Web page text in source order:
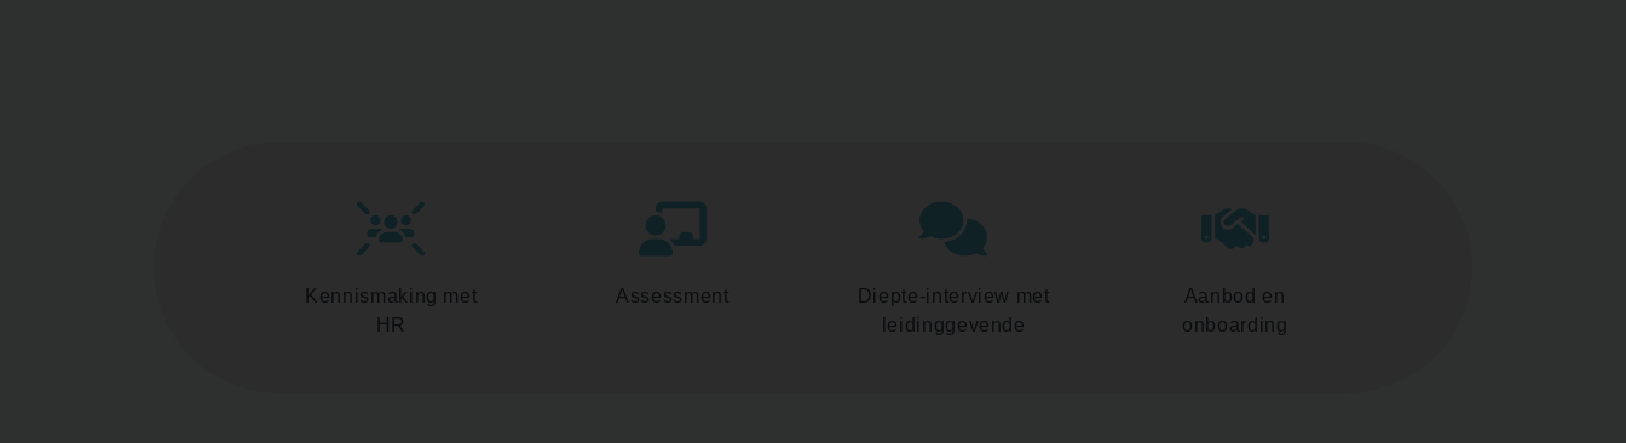
Kennismaking met
HR
Assessment
Diepte-interview met
leidinggevende
Aanbod en
onboarding